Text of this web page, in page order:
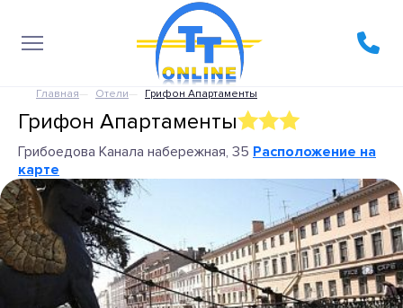
Главная Отели Грифон Апартаменты
Грифон Апартаменты
Грибоедова Канала набережная, 35 Расположение на
карте